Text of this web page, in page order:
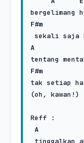
F#m
A
F#m
tak setiap
(oh, kawan!)
Reff :
A